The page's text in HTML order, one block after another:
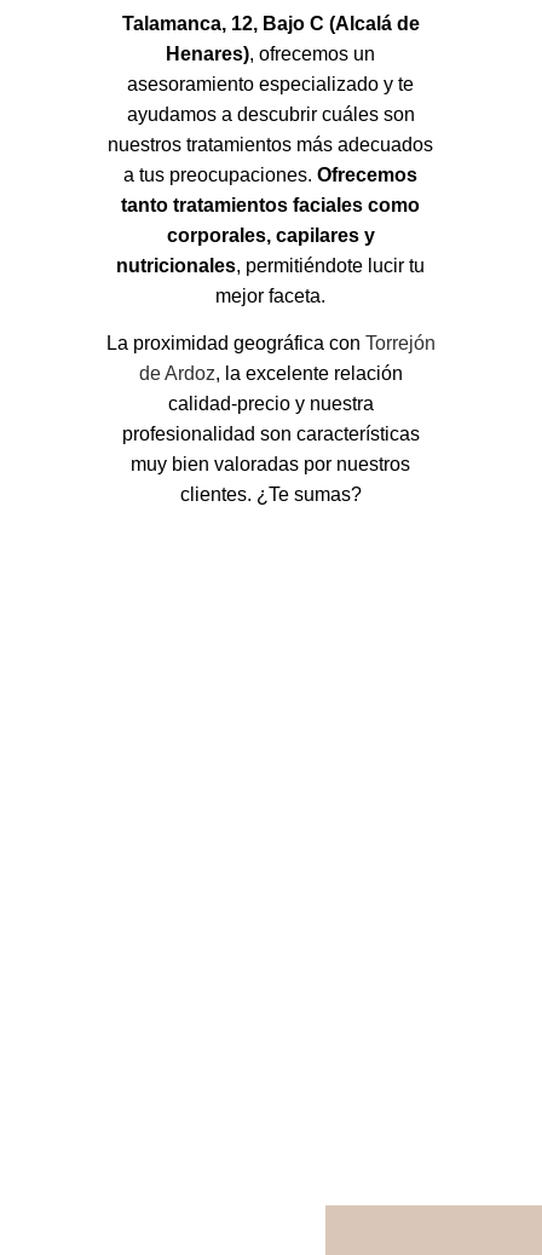
Talamanca, 12, Bajo C (Alcalá de
Henares), ofrecemos un
asesoramiento especializado y te
ayudamos a descubrir cuáles son
nuestros tratamientos más adecuados
a tus preocupaciones.Ofrecemos
tanto tratamientos faciales como
corporales, capilares y
nutricionales, permitiéndote lucir tu
mejor faceta.
La proximidad geográfica con Torrejón
de Ardoz, la excelente relación
calidad-precio y nuestra
profesionalidad son características
muy bien valoradas por nuestros
clientes. ¿Te sumas?